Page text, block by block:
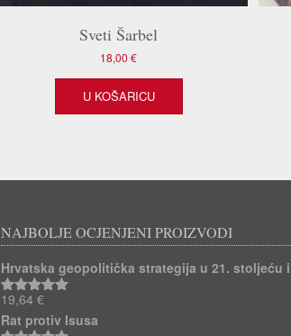
Sveti Šarbel
18,00€
U KOŠARICU
NAJBOLJE OCJENJENI PROIZVODI
Hrvatska geopolitička strategija u 21. stoljeću
Ocjenjeno
5.00
od 5
19,64 €
Rat protiv Isusa